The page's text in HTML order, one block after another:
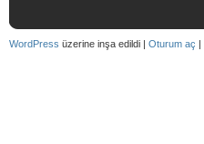
WordPress üzerine inşa edildi | Oturum aç |